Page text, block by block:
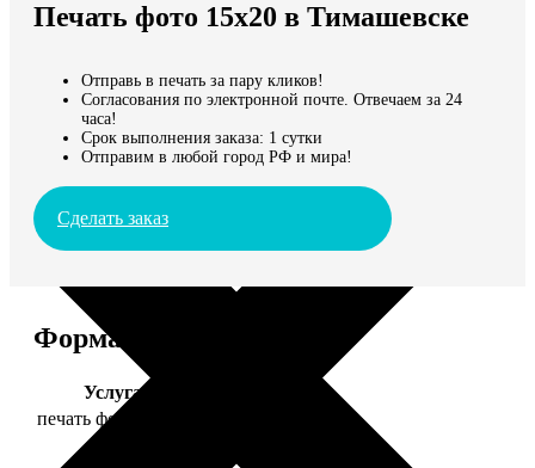
Мы доставляем по всему миру
Продолжить без города
Печать фото 15х20 в Тимашевске
Отправь в печать за пару кликов!
Согласования по электронной почте. Отвечаем за 24
часа!
Срок выполнения заказа: 1 сутки
Отправим в любой город РФ и мира!
Сделать заказ
Форматы и цены
Услуга
печать фото 15х20